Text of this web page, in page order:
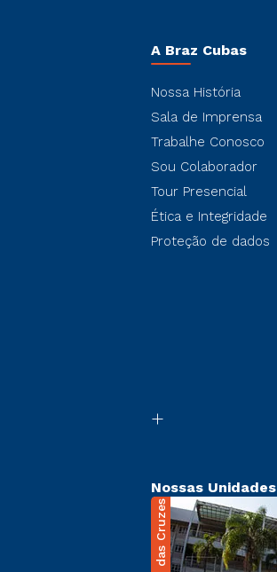
A Braz Cubas
Nossa História
Sala de Imprensa
Trabalhe Conosco
Sou Colaborador
Tour Presencial
Ética e Integridade
Proteção de dados
Nossas Unidades
Mogi das Cruzes